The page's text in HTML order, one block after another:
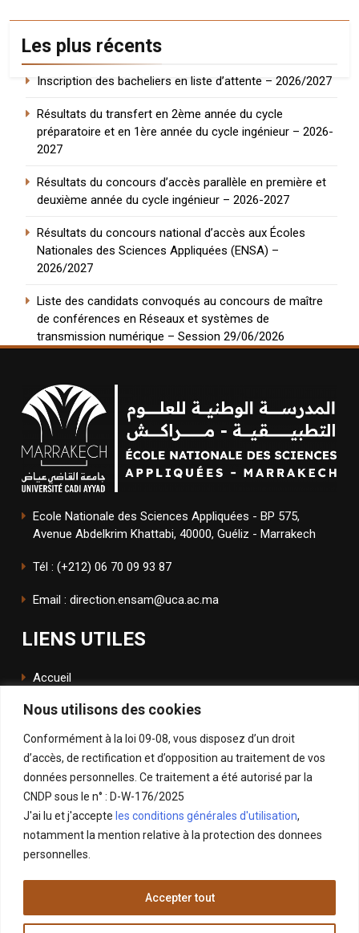
Nous utilisons des cookies
Conformément à la loi 09-08, vous disposez d’un droit
d’accès, de rectification et d’opposition au traitement de vos
données personnelles. Ce traitement a été autorisé par la
CNDP sous le n° : D-W-176/2025
J'ai lu et j'accepte les conditions générales d'utilisation,
notamment la mention relative à la protection des donnees
personnelles.
Accepter tout
Les plus récents
Inscription des bacheliers en liste d’attente – 2026/2027
Résultats du transfert en 2ème année du cycle
préparatoire et en 1ère année du cycle ingénieur – 2026-
2027
Résultats du concours d’accès parallèle en première et
deuxième année du cycle ingénieur – 2026-2027
Résultats du concours national d’accès aux Écoles
Nationales des Sciences Appliquées (ENSA) –
2026/2027
Liste des candidats convoqués au concours de maître
de conférences en Réseaux et systèmes de
transmission numérique – Session 29/06/2026
Ecole Nationale des Sciences Appliquées - BP 575,
Avenue Abdelkrim Khattabi, 40000, Guéliz - Marrakech
Tél : (+212) 06 70 09 93 87
Email : direction.ensam@uca.ac.ma
LIENS UTILES
Accueil
L'école
ENSApp
SUIVEZ NOUS
Facebook
Instagram
X